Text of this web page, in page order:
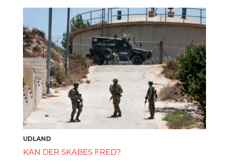
UDLAND
KAN DER SKABES FRED?